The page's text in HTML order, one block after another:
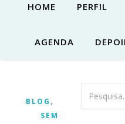
HOME PERFIL
AGENDA
BLOG ,
SEM